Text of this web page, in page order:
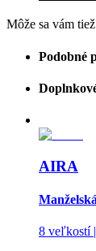
Môže sa vám
Podobné
AIRA
8 veľkostí